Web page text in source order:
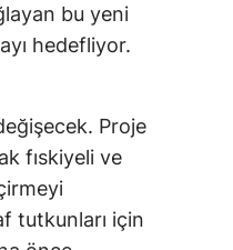
bu yeni
hedefliyor.
Proje
fıskiyeli ve
tutkunları için